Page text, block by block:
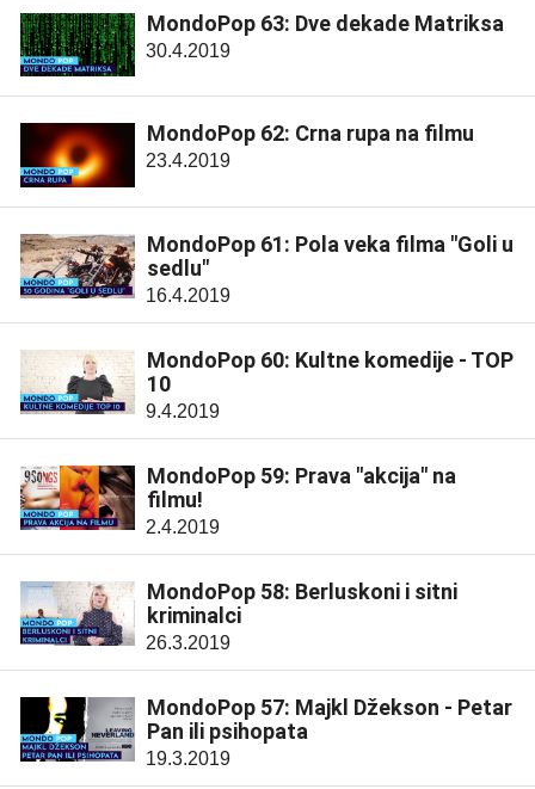
MondoPop 63: Dve dekade Matriksa
30.4.2019
MondoPop 62: Crna rupa na filmu
23.4.2019
MondoPop 61: Pola veka filma "Goli u
sedlu"
16.4.2019
MondoPop 60: Kultne komedije - TOP
10
9.4.2019
MondoPop 59: Prava "akcija" na
filmu!
2.4.2019
MondoPop 58: Berluskoni i sitni
kriminalci
26.3.2019
MondoPop 57: Majkl Džekson - Petar
Pan ili psihopata
19.3.2019